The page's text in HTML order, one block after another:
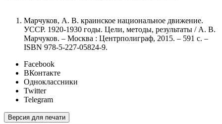
Марчуков, А. В. краинское национальное движение.
УССР. 1920-1930 годы. Цели, методы, результаты / А. В.
Марчуков. – Москва : Центрполиграф, 2015. – 591 с. –
ISBN 978-5-227-05824-9.
Facebook
ВКонтакте
Одноклассники
Twitter
Telegram
Версия для печати